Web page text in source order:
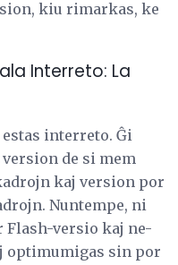
kiu rimarkas, ke
Interreto: La
interreto. Ĝi
de si mem
kaj version por
Nuntempe, ni
Flash-versio kaj ne-
optimumigas sin por